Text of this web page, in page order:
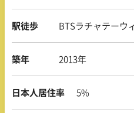
駅徒歩 BTSラチャテーウ
築年 2013年
日本人居住率 5%